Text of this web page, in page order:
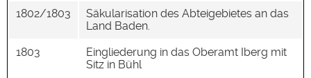
1802/1803
Säkularisation des Abteigebietes an das
Land Baden.
1803
Eingliederung in das Oberamt Iberg mit
Sitz in Bühl